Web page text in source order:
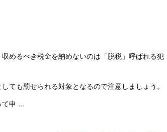
めるべき税金を納めないのは「脱税」呼ばれる犯
ても罰せられる対象となるので注意しましょう。
て申 ...